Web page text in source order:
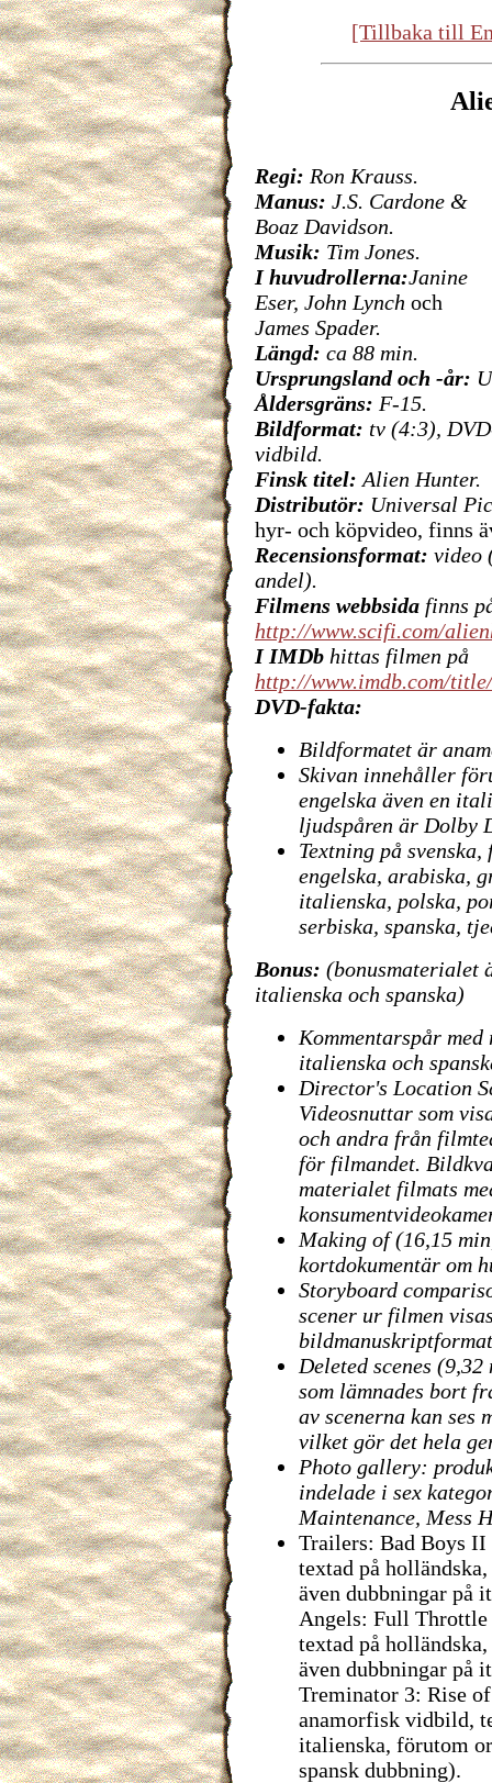
[Tillbaka till
Regi: Ron Krauss.
Manus: J.S. Cardone &
Boaz Davidson.
Musik: Tim Jones.
I huvudrollerna:Janine
Eser, John Lynch och
James Spader.
Längd: ca 88 min.
Ursprungsland och -år:
Åldersgräns: F-15.
Bildformat: tv (4:3),
vidbild.
Finsk titel: Alien Hunter.
Distributör: Universal
hyr- och köpvideo, finns
Recensionsformat: video
andel).
Filmens webbsida finns
http://www.scifi.com/
I IMDb hittas filmen på
http://www.imdb.com/
DVD-fakta:
Bildformatet är
Skivan innehåller
engelska även en
ljudspåren är Dolby
Textning på
engelska, arabiska,
italienska, polska,
serbiska, spanska,
Bonus: (bonusmaterialet
italienska och spanska)
Kommentarspår
italienska och
Director's Location
Videosnuttar som
och andra från
för filmandet.
materialet filmats
Making of (16,15
kortdokumentär om
Storyboard
scener ur filmen
Deleted scenes
som lämnades bort
av scenerna kan ses
vilket gör det hela
Photo gallery:
indelade i sex
Maintenance, Mess
Trailers: Bad Boys
textad på
även dubbningar på
Angels: Full
textad på
även dubbningar på
Treminator 3: Rise
anamorfisk vidbild,
italienska, förutom
spansk dubbning).